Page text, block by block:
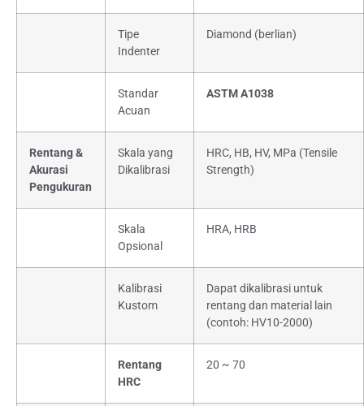
Tipe
Indenter
Diamond (berlian)
Standar
Acuan
ASTM A1038
Rentang &
Akurasi
Pengukuran
Skala yang
Dikalibrasi
HRC, HB, HV, MPa (Tensile
Strength)
Skala
Opsional
HRA, HRB
Kalibrasi
Kustom
Dapat dikalibrasi untuk
rentang dan material lain
(contoh: HV10-2000)
Rentang
HRC
20 ~ 70